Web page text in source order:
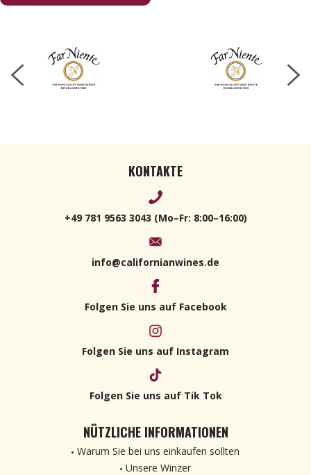
2023 750ml
KONTAKTE
+49 781 9563 3043 (Mo–Fr: 8:00–16:00)
info@californianwines.de
Folgen Sie uns auf Facebook
Folgen Sie uns auf Instagram
Folgen Sie uns auf Tik Tok
NÜTZLICHE INFORMATIONEN
Warum Sie bei uns einkaufen sollten
Unsere Winzer